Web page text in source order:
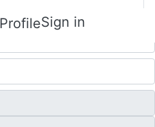
Sign in